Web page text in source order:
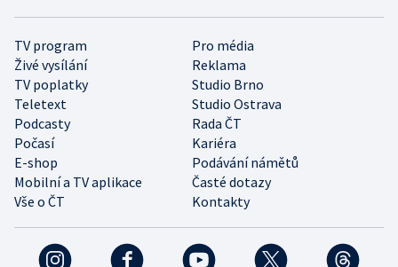
TV program
Pro média
Živé vysílání
Reklama
TV poplatky
Studio Brno
Teletext
Studio Ostrava
Podcasty
Rada ČT
Počasí
Kariéra
E-shop
Podávání námětů
Mobilní a TV aplikace
Časté dotazy
Vše o ČT
Kontakty